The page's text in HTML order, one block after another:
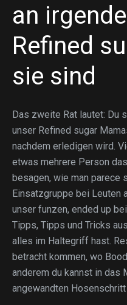
an
Refined
sie sind
Das zweite Rat lautet: Du
unser Refined sugar
nachdem erledigen wird.
etwas mehrere Person
besagen, wie man parece
Einsatzgruppe bei Leuten
unser funzen, ended up
Tipps, Tipps und Tricks
alles im Haltegriff hast.
betracht kommen, wo
anderem du kannst in das
angewandten